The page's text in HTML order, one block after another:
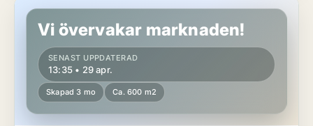
Butikslokal i Uddevalla
Vi övervakar marknaden!
SENAST UPPDATERAD
13:35 • 29 apr.
Skapad 3 mo Ca. 600 m2